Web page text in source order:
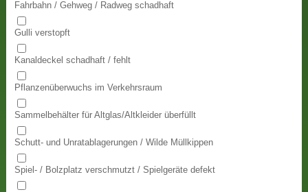
Fahrbahn / Gehweg / Radweg schadhaft
Gulli verstopft
Kanaldeckel schadhaft / fehlt
Pflanzenüberwuchs im Verkehrsraum
Sammelbehälter für Altglas/Altkleider überfüllt
Schutt- und Unratablagerungen / Wilde Müllkippen
Spiel- / Bolzplatz verschmutzt / Spielgeräte defekt